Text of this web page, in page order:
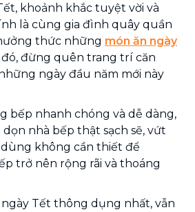
khoảnh khắc tuyệt vời và
là cùng gia đình quây quần
thức những món ăn ngày
đó, đừng quên trang trí căn
ngày đầu năm mới này
bếp nhanh chóng và dễ dàng,
nhà bếp thật sạch sẽ, vứt
không cần thiết để
trở nên rộng rãi và thoáng
Tết thông dụng nhất, vẫn